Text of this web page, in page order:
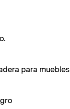
para muebles